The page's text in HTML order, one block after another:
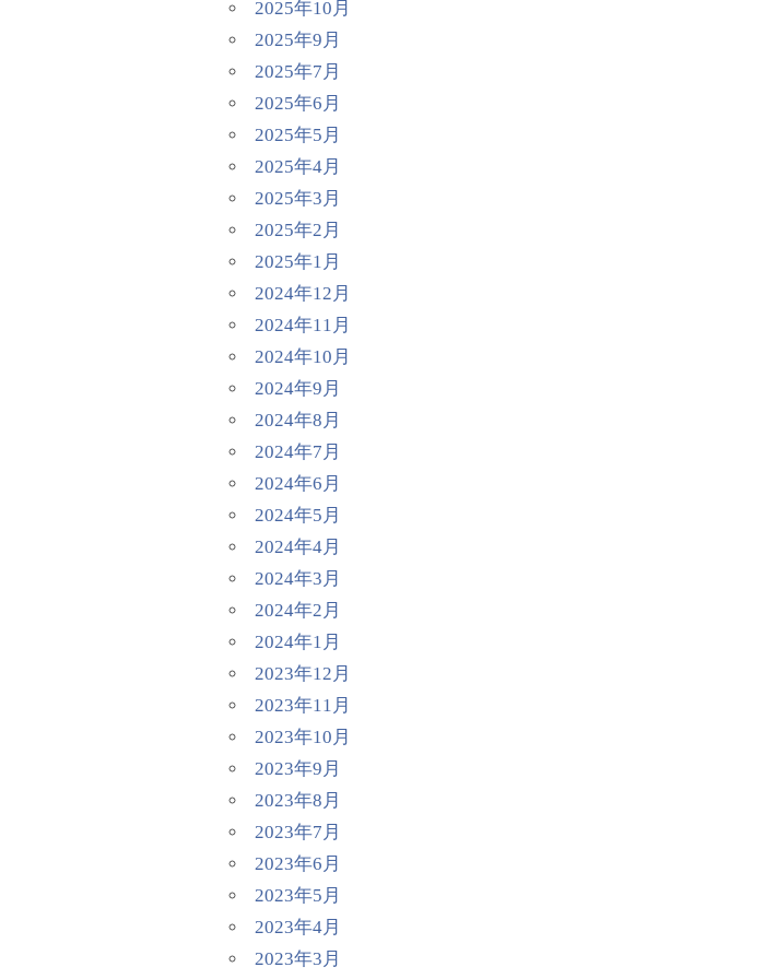
2025年10月
2025年9月
2025年7月
2025年6月
2025年5月
2025年4月
2025年3月
2025年2月
2025年1月
2024年12月
2024年11月
2024年10月
2024年9月
2024年8月
2024年7月
2024年6月
2024年5月
2024年4月
2024年3月
2024年2月
2024年1月
2023年12月
2023年11月
2023年10月
2023年9月
2023年8月
2023年7月
2023年6月
2023年5月
2023年4月
2023年3月